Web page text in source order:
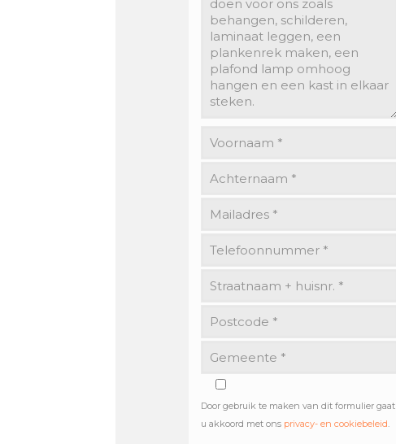
Door gebruik te maken van dit formulier gaat
u akkoord met ons privacy- en cookiebeleid.